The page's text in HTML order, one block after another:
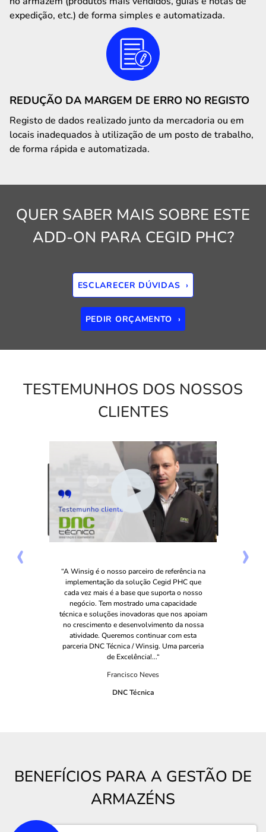
expedição, etc.) de forma simples e automatizada.
REDUÇÃO DA MARGEM DE ERRO NO REGISTO
Registo de dados realizado junto da mercadoria ou em
locais inadequados à utilização de um posto de trabalho,
de forma rápida e automatizada.
QUER SABER MAIS SOBRE ESTE
ADD-ON PARA CEGID PHC?
ESCLARECER DÚVIDAS ›
PEDIR ORÇAMENTO ›
TESTEMUNHOS DOS NOSSOS
CLIENTES
“A Winsig é o nosso parceiro de referência na
implementação da solução Cegid PHC que
cada vez mais é a base que suporta o nosso
negócio. Tem mostrado uma capacidade
técnica e soluções inovadoras que nos apoiam
no crescimento e desenvolvimento da nossa
atividade. Queremos continuar com esta
parceria DNC Técnica / Winsig. Uma parceria
de Excelência!...“
Francisco Neves
DNC Técnica
‹ ›
BENEFÍCIOS PARA A GESTÃO DE
ARMAZÉNS